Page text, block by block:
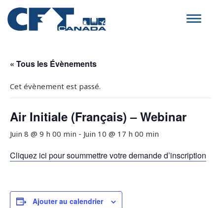
Toggle
« Tous les Évènements
Cet évènement est passé.
Air Initiale (Français) – Webinar
Juin 8 @ 9 h 00 min - Juin 10 @ 17 h 00 min
Cliquez ici pour soummettre votre demande d’inscription
Ajouter au calendrier